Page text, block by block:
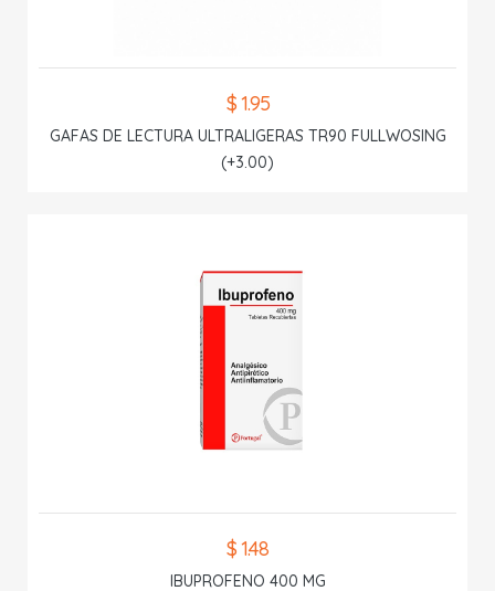
$ 1.95
GAFAS DE LECTURA ULTRALIGERAS TR90 FULLWOSING
(+3.00)
$ 1.48
IBUPROFENO 400 MG